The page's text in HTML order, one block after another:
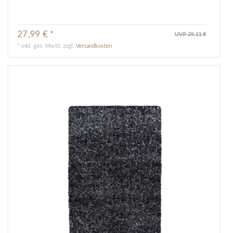
UVP 29,11 €
27,99 € *
* inkl. ges. MwSt. zzgl.Versandkosten